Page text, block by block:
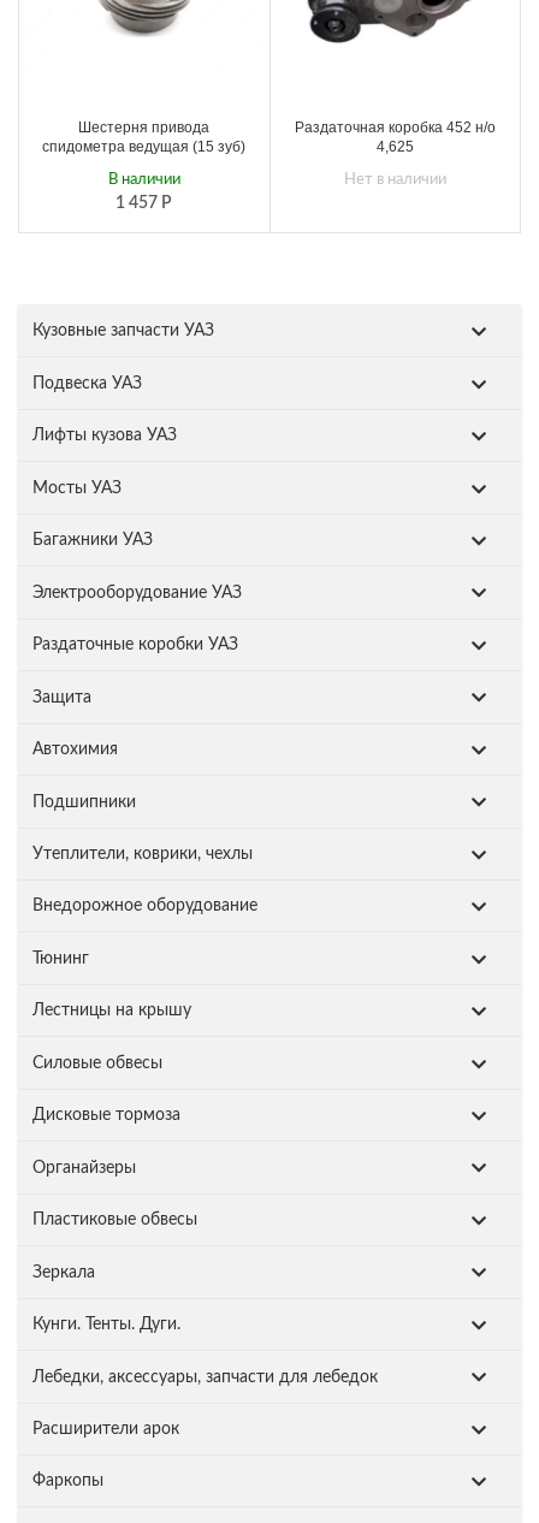
Кузовные запчасти УАЗ
Подвеска УАЗ
Лифты кузова УАЗ
Мосты УАЗ
Багажники УАЗ
Электрооборудование УАЗ
Раздаточные коробки УАЗ
Защита
Автохимия
Подшипники
Утеплители, коврики, чехлы
Внедорожное оборудование
Тюнинг
Лестницы на крышу
Силовые обвесы
Дисковые тормоза
Органайзеры
Пластиковые обвесы
Зеркала
Кунги. Тенты. Дуги.
Лебедки, аксессуары, запчасти для лебедок
Расширители арок
Фаркопы
Шестерня привода
спидометра ведущая (15 зуб)
1 457 Р
В наличии
Раздаточная коробка 452 н/о
4,625
Нет в наличии